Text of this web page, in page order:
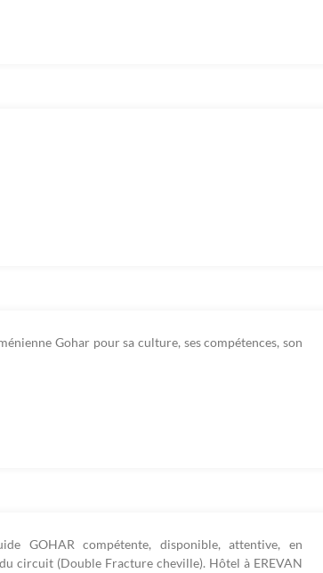
Gohar pour sa culture, ses compétences, son
GOHAR compétente, disponible, attentive, en
circuit (Double Fracture cheville). Hôtel à EREVAN